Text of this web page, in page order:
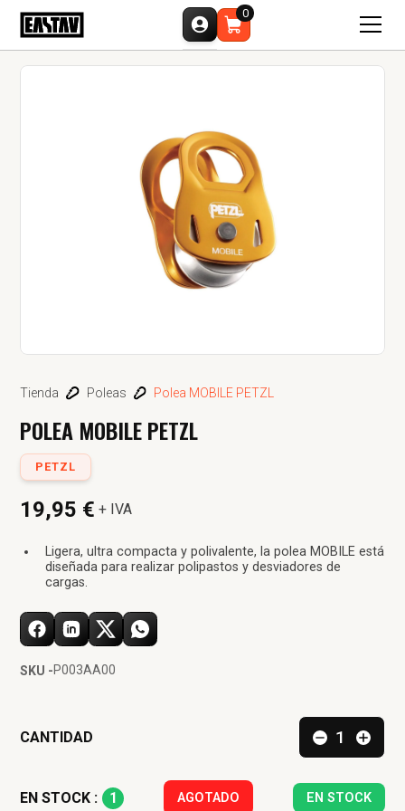
0
Tienda Poleas Polea MOBILE PETZL
POLEA MOBILE PETZL
PETZL
19,95 € + IVA
Ligera, ultra compacta y polivalente, la polea MOBILE está
diseñada para realizar polipastos y desviadores de
cargas.
SKU -P003AA00
CANTIDAD
EN STOCK : 1 AGOTADO EN STOCK